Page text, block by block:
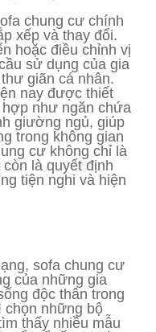
chung cư chính
xếp và thay đổi.
hoặc điều chỉnh vị
sử dụng của gia
giãn cá nhân.
nay được thiết
như ngăn chứa
giường ngủ, giúp
trong không gian
cư không chỉ là
là quyết định
tiện nghi và hiện
sofa chung cư
của những gia
độc thân trong
chọn những bộ
thấy nhiều mẫu